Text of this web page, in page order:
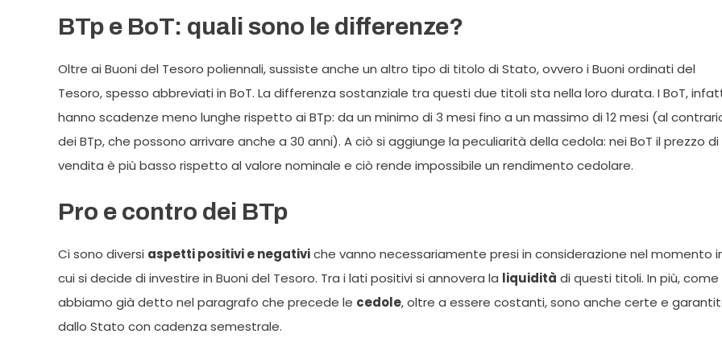
BTp e BoT: quali sono le differenze?
Oltre ai Buoni del Tesoro poliennali, sussiste anche un altro tipo di titolo di Stato, ovvero i Buoni ordinati del
Tesoro, spesso abbreviati in BoT. La differenza sostanziale tra questi due titoli sta nella loro durata. I BoT,
hanno scadenze meno lunghe rispetto ai BTp: da un minimo di 3 mesi fino a un massimo di 12 mesi (al
dei BTp, che possono arrivare anche a 30 anni). A ciò si aggiunge la peculiarità della cedola: nei BoT il prezzo di
vendita è più basso rispetto al valore nominale e ciò rende impossibile un rendimento cedolare.
Pro e contro dei BTp
Ci sono diversi aspetti positivi e negativiche vanno necessariamente presi in considerazione nel momento
cui si decide di investire in Buoni del Tesoro. Tra i lati positivi si annovera la liquidità di questi titoli. In più, come
abbiamo già detto nel paragrafo che precede le cedole, oltre a essere costanti, sono anche certe e
dallo Stato con cadenza semestrale.